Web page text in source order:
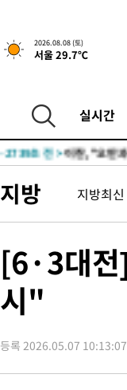
2026.08.08 (토)
서울 29.7℃
실시간
후임
-11204초 전 >이강인, 폭
-8343초 전 >미 사업체 일
-3654초 전 >
[속보]이 대
-2739초 전 >
드는 임시"
1시간 전 >"낮 기온 소폭
1시간 전 >
[단독]중수청
2시간 전 >낮 최고 37도
3시간 전 > 여자배구 이재
3시간 전 >
3시간 전 >
3시간 전 >[속보]원·달러
3시간 전 >[속보] 노원서
지방 지방최신
[6·3대전
시"
등록 2026.05.07 10:13:07